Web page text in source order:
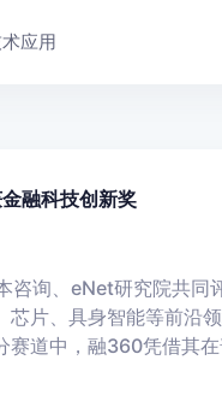
应用
融科技创新奖
询、eNet研究院共同
片、具身智能等前沿
道中，融360凭借其